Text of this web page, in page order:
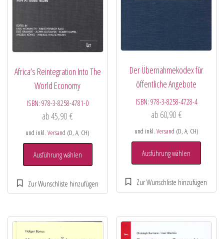
Africa’s Reintegration Into The
World Economy
ISBN:978-3-8258-4781-0
ab45,90€
und inkl.Versand (D, A, CH)
Ausführung wählen
Der Übernahmekodex für
öffentliche Angebote
ISBN: 978-3-8258-4728-4
ab 60,90 €
und inkl. Versand (D, A, CH)
Ausführung wählen